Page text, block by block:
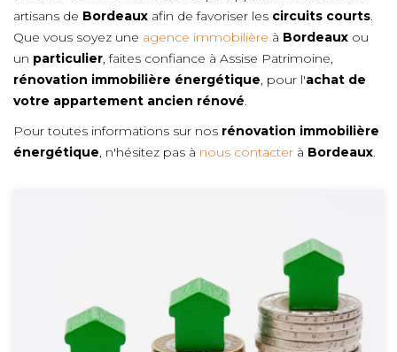
artisans de Bordeaux afin de favoriser les circuits courts.
Que vous soyez une agence immobilière à Bordeaux ou
un particulier, faites confiance à Assise Patrimoine,
rénovation immobilière énergétique, pour l'achat de
votre appartement ancien rénové.
Pour toutes informations sur nos rénovation immobilière
énergétique, n'hésitez pas à nous contacter à Bordeaux.